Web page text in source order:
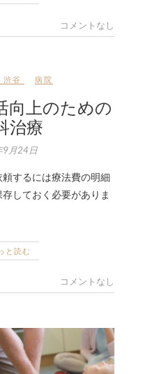
コメントなし
渋谷 病院
向上のための
治療
9月24日
するには療法費の明細
しておく必要がありま
と読む
コメントなし